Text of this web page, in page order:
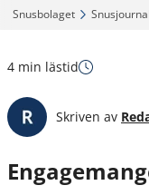
Snusbolaget‎
4 min lästid
Skriven av